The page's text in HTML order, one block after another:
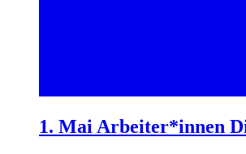
1. Mai Arbeiter*innen